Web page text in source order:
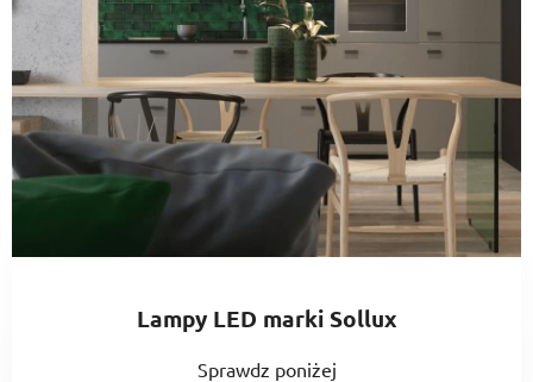
Lampy LED marki Sollux
Sprawdz poniżej